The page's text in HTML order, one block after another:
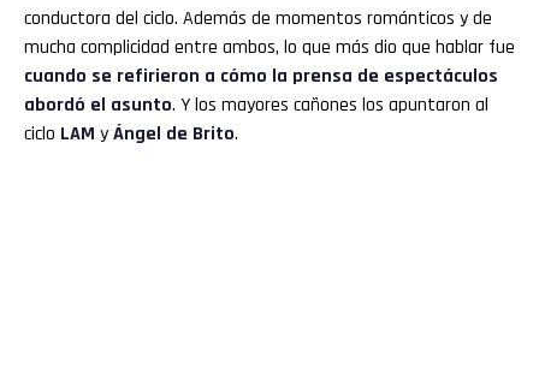
conductora del ciclo. Además de momentos románticos y de
mucha complicidad entre ambos, lo que más dio que hablar fue
cuando se refirieron a cómo la prensa de espectáculos
abordó el asunto. Y los mayores cañones los apuntaron al
ciclo LAM yÁngel de Brito.